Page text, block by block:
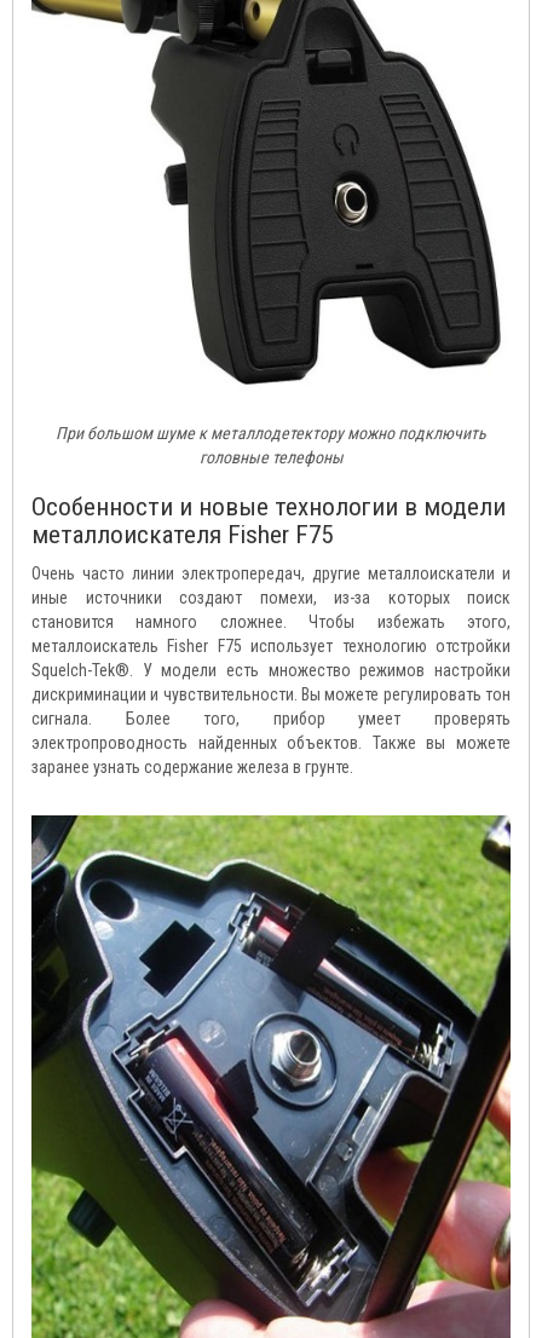
При большом шуме к металлодетектору можно подключить
головные телефоны
Особенности и новые технологии в модели
металлоискателя Fisher F75
Очень часто линии электропередач, другие металлоискатели и
иные источники создают помехи, из-за которых поиск
становится намного сложнее. Чтобы избежать этого,
металлоискатель Fisher F75 использует технологию отстройки
Squelch-Tek®. У модели есть множество режимов настройки
дискриминации и чувствительности. Вы можете регулировать тон
сигнала. Более того, прибор умеет проверять
электропроводность найденных объектов. Также вы можете
заранее узнать содержание железа в грунте.